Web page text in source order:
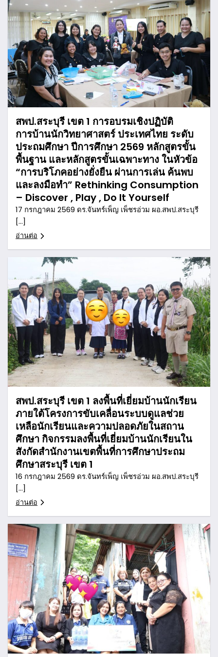
สพป.สระบุรี เขต 1 การอบรมเชิงปฏิบัติ
การบ้านนักวิทยาศาสตร์ ประเทศไทย ระดับ
ประถมศึกษา ปีการศึกษา 2569 หลักสูตรขั้น
พื้นฐาน และหลักสูตรขั้นเฉพาะทาง ในหัวข้อ
“การบริโภคอย่างยั่งยืน ผ่านการเล่น ค้นพบ
และลงมือทำ” Rethinking Consumption
– Discover , Play , Do It Yourself
17 กรกฎาคม 2569 ดร.จันทร์เพ็ญ เพ็ชรอ่วม ผอ.สพป.สระบุรี
[…]
อ่านต่อ
สพป.สระบุรี เขต 1 ลงพื้นที่เยี่ยมบ้านนักเรียน
ภายใต้โครงการขับเคลื่อนระบบดูแลช่วย
เหลือนักเรียนและความปลอดภัยในสถาน
ศึกษา กิจกรรมลงพื้นที่เยี่ยมบ้านนักเรียนใน
สังกัดสำนักงานเขตพื้นที่การศึกษาประถม
ศึกษาสระบุรี เขต 1
16 กรกฎาคม 2569 ดร.จันทร์เพ็ญ เพ็ชรอ่วม ผอ.สพป.สระบุรี
[…]
อ่านต่อ